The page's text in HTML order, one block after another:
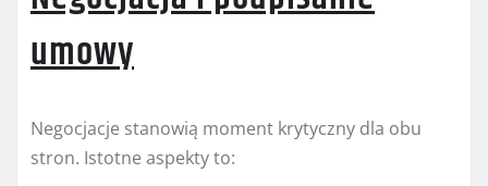
umowy
Negocjacje stanowią moment krytyczny dla obu
stron. Istotne aspekty to: